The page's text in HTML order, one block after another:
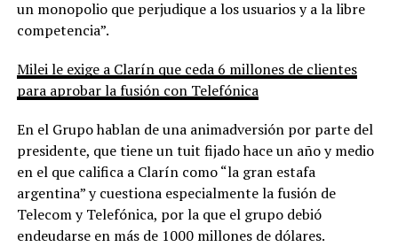
un monopolio que perjudique a los usuarios y a la libre
competencia”.
Milei le exige a Clarín que ceda 6 millones de clientes
para aprobar la fusión con Telefónica
En el Grupo hablan de una animadversión por parte del
presidente, que tiene un tuit fijado hace un año y medio
en el que califica a Clarín como “la gran estafa
argentina” y cuestiona especialmente la fusión de
Telecom y Telefónica, por la que el grupo debió
endeudarse en más de 1000 millones de dólares.